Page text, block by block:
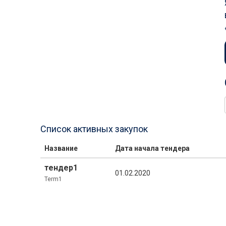
Список активных закупок
Название Дата начала тендера
тендер1
Term1
01.02.2020